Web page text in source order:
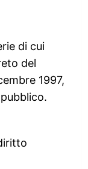
di cui
del
1997,